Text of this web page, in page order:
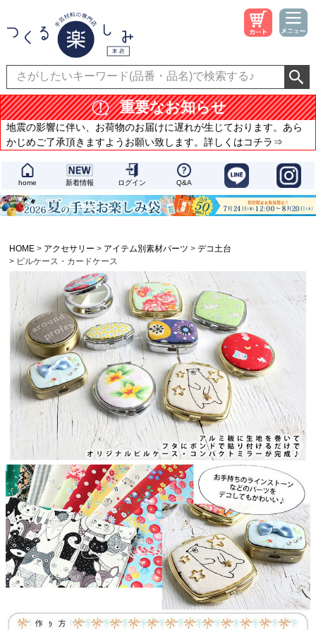
重要なお知らせ
地震の影響に伴い、お荷物のお届けに遅れが生じております。あら
かじめご了承頂きますようお願い致します。詳しくはコチラ⇒
home 新着情報 ログイン Q&A
HOME アクセサリー アイテム別素材パーツ
デコ土台
ピルケース・カードケース